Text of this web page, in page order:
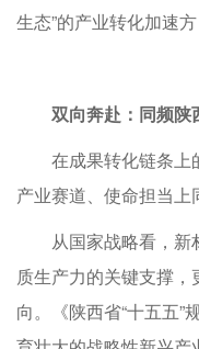
生态”的产业转化加速
双向奔赴：同频陕
在成果转化链条上
产业赛道、使命担当上
从国家战略看，
质生产力的关键支撑，
向。《陕西省“十五五”